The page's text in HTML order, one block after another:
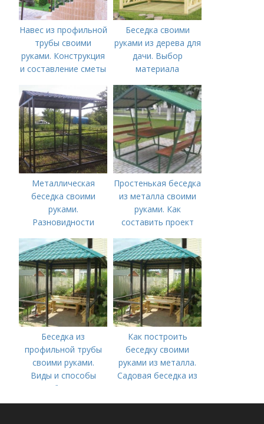
Навес из профильной
трубы своими
руками. Конструкция
и составление сметы
Беседка своими
руками из дерева для
дачи. Выбор
материала
Металлическая
беседка своими
руками.
Разновидности
беседок и их
преимущества
Простенькая беседка
из металла своими
руками. Как
составить проект
Беседка из
профильной трубы
своими руками.
Виды и способы
сборки
Как построить
беседку своими
руками из металла.
Садовая беседка из
руками –